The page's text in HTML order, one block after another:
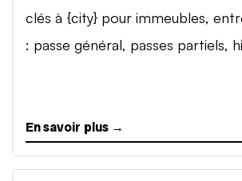
clés à {city} pour immeubles,
: passe général, passes partiels,
En savoir plus →